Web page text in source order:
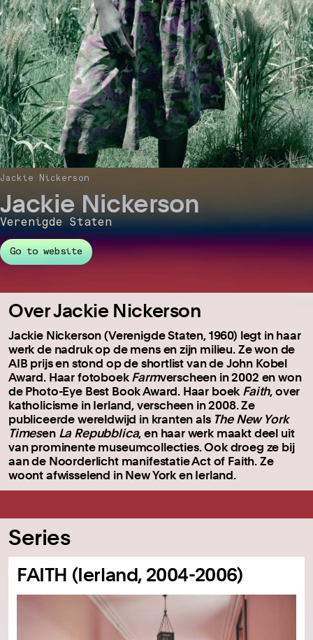
Jackie Nickerson
Verenigde Staten
Go to website
Jackie Nickerson
Over Jackie Nickerson
Jackie Nickerson (Verenigde Staten, 1960) legt in haar
werk de nadruk op de mens en zijn milieu. Ze won de
AIB prijs en stond op de shortlist van de John Kobel
Award. Haar fotoboekFarmverscheen in 2002 en won
de Photo-Eye Best Book Award. Haar boek Faith, over
katholicisme in Ierland, verscheen in 2008. Ze
publiceerde wereldwijd in kranten als The New York
Timesen La Repubblica, en haar werk maakt deel uit
van prominente museumcollecties. Ook droeg ze bij
aan de Noorderlicht manifestatie Act of Faith. Ze
woont afwisselend in New York en Ierland.
Series
FAITH (Ierland, 2004-2006)